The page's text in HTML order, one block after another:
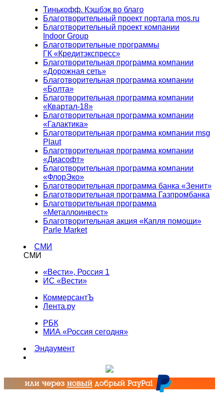
Тинькофф. Кэшбэк во благо
Благотворительный проект портала mos.ru
Благотворительный проект компании
Indoor Group
Благотворительные программы
ГК «Кредитэкспресс»
Благотворительная программа компании
«Дорожная сеть»
Благотворительная программа компании
«Болта»
Благотворительная программа компании
«Квартал-18»
Благотворительная программа компании
«Галактика»
Благотворительная программа компании msg
Plaut
Благотворительная программа компании
«Диасофт»
Благотворительная программа компании
«ФлорЭко»
Благотворительная программа банка «Зенит»
Благотворительная программа Газпромбанка
Благотворительная программа
«Металлоинвест»
Благотворительная акция «Капля помощи»
Parle Market
СМИ
СМИ
«Вести», Россия 1
ИС «Вести»
КоммерсантЪ
Лента.ру
РБК
МИА «Россия сегодня»
Эндаумент